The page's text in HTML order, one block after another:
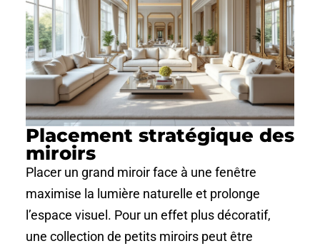
Placement stratégique des
miroirs
Placer un grand miroir face à une fenêtre
maximise la lumière naturelle et prolonge
l’espace visuel. Pour un effet plus décoratif,
une collection de petits miroirs peut être